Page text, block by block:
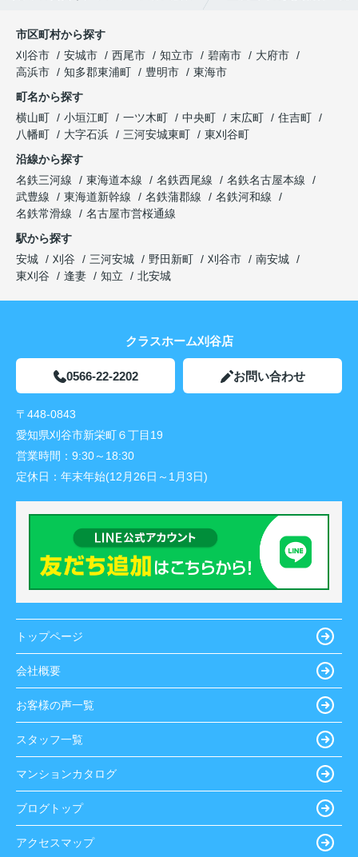
市区町村から探す
刈谷市
安城市 西尾市 知立市 碧南市
大府市
高浜市
知多郡東浦町 豊明市
東海市
町名から探す
横山町
小垣江町 一ツ木町 中央町 末広町
住吉町
八幡町
大字石浜 三河安城東町
東刈谷町
沿線から探す
名鉄三河線
東海道本線 名鉄西尾線
名鉄名古屋本線
武豊線
東海道新幹線 名鉄蒲郡線
名鉄河和線
名鉄常滑線
名古屋市営桜通線
駅から探す
安城
刈谷 三河安城 野田新町 刈谷市
南安城
東刈谷
逢妻 知立 北安城
クラスホーム刈谷店
0566-22-2202 お問い合わせ
〒448-0843
愛知県刈谷市新栄町６丁目19
営業時間： 9:30～18:30
定休日： 年末年始(12月26日～1月3日)
トップページ
会社概要
お客様の声一覧
スタッフ一覧
マンションカタログ
ブログトップ
アクセスマップ